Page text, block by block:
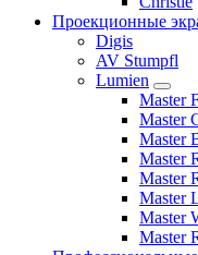
Проекционные
Digis
AV Stumpfl
Lumien
Master
Master
Master
Master
Master
Master
Master
Master